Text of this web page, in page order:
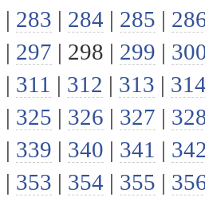
| 283 | 284 | 285 |
| 297 | 298 | 299 |
| 311 | 312 | 313 |
| 325 | 326 | 327 |
| 339 | 340 | 341 |
| 353 | 354 | 355 |